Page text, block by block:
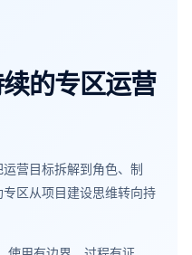
的专区运营
营目标拆解到角色、制
区从项目建设思维转向持